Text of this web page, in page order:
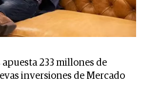
apuesta 233 millones de
inversiones de Mercado